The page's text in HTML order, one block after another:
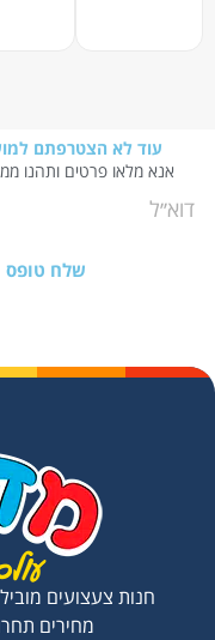
עוד לא הצטרפתם
אנא מלאו פרטים ותהנו
שלח טופס
חנות צעצועים
מחירים